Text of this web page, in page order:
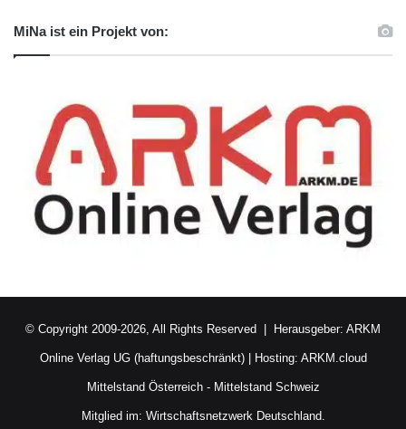
MiNa ist ein Projekt von:
© Copyright 2009-2026, All Rights Reserved | Herausgeber: ARKM
Online Verlag UG (haftungsbeschränkt)| Hosting: ARKM.cloud
Mittelstand Österreich- Mittelstand Schweiz
Mitglied im: Wirtschaftsnetzwerk Deutschland.